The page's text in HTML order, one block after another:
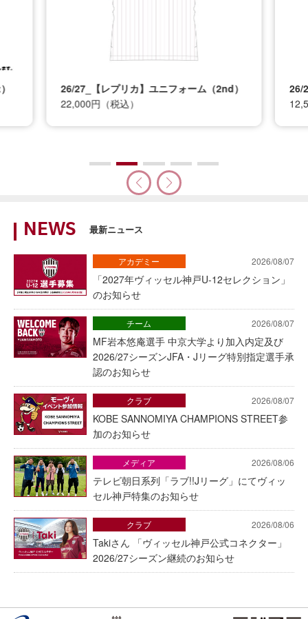
26/27_【レプリカ】ユニフォーム（2nd）
22,000円（税込）
26/
NEWS 最新ニュース
2026/08/07
「2027年ヴィッセル神戸U-12セレクション」
のお知らせ
アカデミー
2026/08/07
MF岩本悠庵選手 中京大学より加入内定及び
2026/27シーズンJFA・Jリーグ特別指定選手承
認のお知らせ
チーム
2026/08/07
KOBE SANNOMIYA CHAMPIONS STREET参
加のお知らせ
クラブ
2026/08/06
テレビ朝日系列「ラブ!!Jリーグ」にてヴィッ
セル神戸特集のお知らせ
メディア
2026/08/06
Takiさん 「ヴィッセル神戸公式コネクター」
2026/27シーズン継続のお知らせ
クラブ